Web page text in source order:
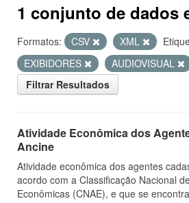
1 conjunto de dados
Formatos: CSV XML
EXIBIDORES
AUDIOVISUAL
Filtrar Resultados
Atividade Econômica dos
Ancine
Atividade econômica dos agentes
acordo com a Classificação Nacional
Econômicas (CNAE), e que se